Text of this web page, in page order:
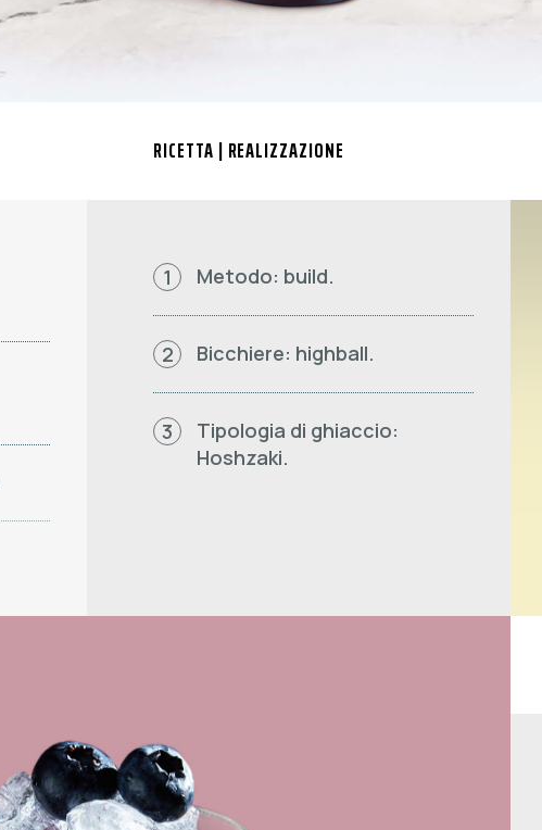
RICETTA | REALIZZAZIONE
1 Metodo: build.
2 Bicchiere: highball.
3
Tipologia di ghiaccio:
Hoshzaki.